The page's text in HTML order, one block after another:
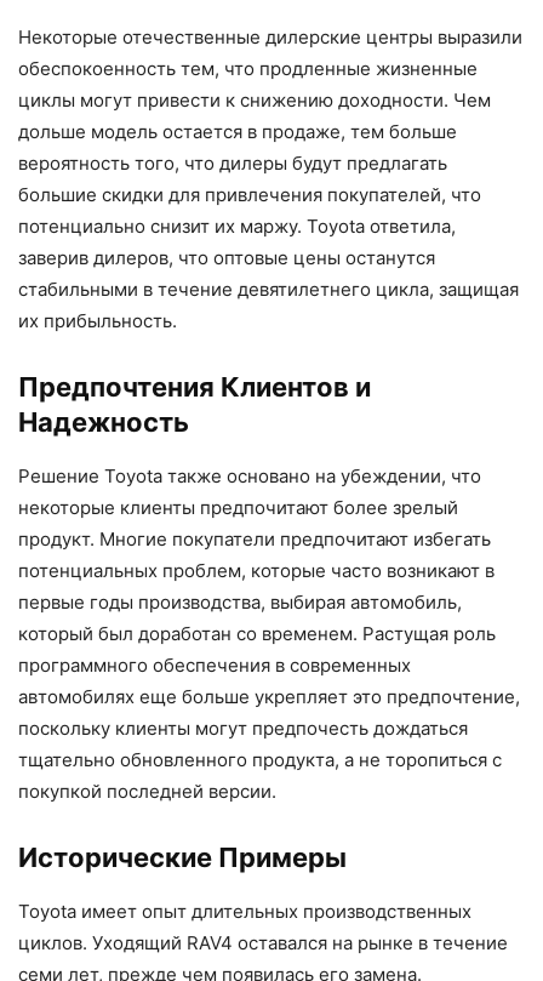
Некоторые отечественные дилерские центры выразили
обеспокоенность тем, что продленные жизненные
циклы могут привести к снижению доходности. Чем
дольше модель остается в продаже, тем больше
вероятность того, что дилеры будут предлагать
большие скидки для привлечения покупателей, что
потенциально снизит их маржу. Toyota ответила,
заверив дилеров, что оптовые цены останутся
стабильными в течение девятилетнего цикла, защищая
их прибыльность.
Предпочтения Клиентов и
Надежность
Решение Toyota также основано на убеждении, что
некоторые клиенты предпочитают более зрелый
продукт. Многие покупатели предпочитают избегать
потенциальных проблем, которые часто возникают в
первые годы производства, выбирая автомобиль,
который был доработан со временем. Растущая роль
программного обеспечения в современных
автомобилях еще больше укрепляет это предпочтение,
поскольку клиенты могут предпочесть дождаться
тщательно обновленного продукта, а не торопиться с
покупкой последней версии.
Исторические Примеры
Toyota имеет опыт длительных производственных
циклов. Уходящий RAV4 оставался на рынке в течение
семи лет, прежде чем появилась его замена.